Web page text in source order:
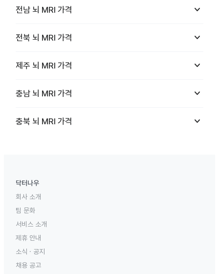
전남 뇌 MRI 가격 keyboard_arrow_down
전북 뇌 MRI 가격 keyboard_arrow_down
제주 뇌 MRI 가격 keyboard_arrow_down
충남 뇌 MRI 가격 keyboard_arrow_down
충북 뇌 MRI 가격 keyboard_arrow_down
닥터나우
회사 소개
팀 문화
서비스 소개
제휴 안내
소식 · 공지
채용 공고